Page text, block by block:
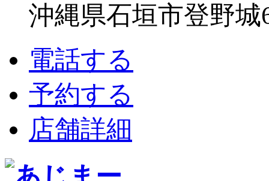
沖縄県石垣市登野城
電話する
予約する
店舗詳細